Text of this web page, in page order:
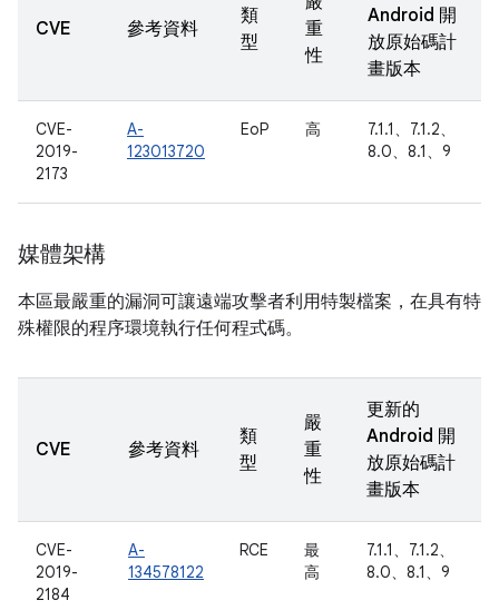
CVE 參考資料
類
型
重
性
Android 開
放原始碼計
畫版本
CVE-
2019-
2173
A-
123013720
EoP 高
7.1.1、7.1.2、
8.0、8.1、9
媒體架構
本區最嚴重的漏洞可讓遠端攻擊者利用特製檔案，在具有特
殊權限的程序環境執行任何程式碼。
CVE 參考資料
類
型
嚴
重
性
更新的
Android 開
放原始碼計
畫版本
CVE-
2019-
2184
A-
134578122
RCE
最
高
7.1.1、7.1.2、
8.0、8.1、9